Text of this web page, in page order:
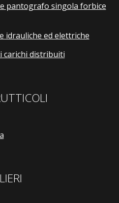
pantografo singola forbice
idrauliche ed elettriche
carichi distribuiti